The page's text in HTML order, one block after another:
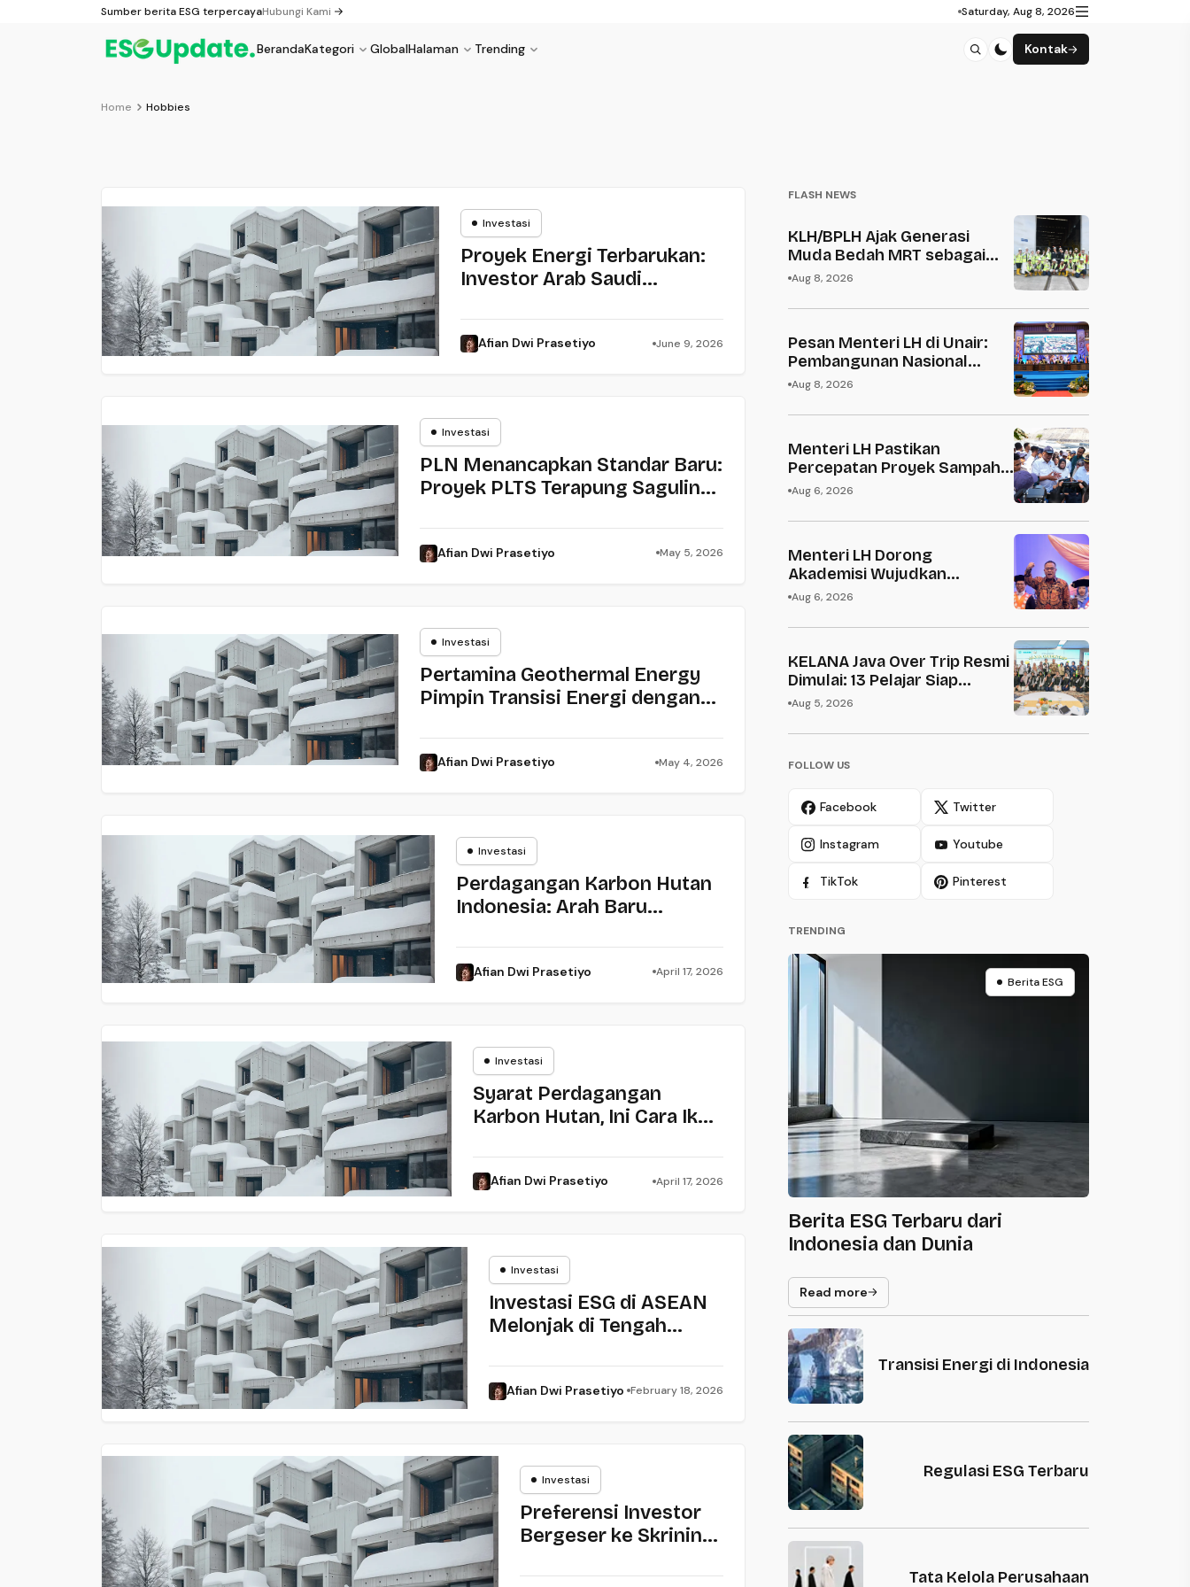
Sumber berita ESG terpercayaHubungi Kami
Saturday, Aug 8, 2026
BerandaKategori GlobalHalaman Trending Kontak
Home Hobbies
Investasi
Investasi
Proyek Energi Terbarukan:
Investor Arab Saudi
Lahan
Afian Dwi Prasetiyo June 9, 2026
Investasi
Investasi
PLN Menancapkan Standar Baru:
Proyek PLTS Terapung Saguling
Pembiayaan Hijau ESG
Afian Dwi Prasetiyo May 5, 2026
Investasi
Investasi
Pertamina Geothermal Energy
Pimpin Transisi Energi dengan
Kuartal I 2026: Sinyal Kuat
Ekonomi Hijau Indonesia
Afian Dwi Prasetiyo May 4, 2026
Investasi
Investasi
Perdagangan Karbon Hutan
Indonesia: Arah Baru
Lapangan
Afian Dwi Prasetiyo April 17, 2026
Investasi
Investasi
Syarat Perdagangan
Karbon Hutan, Ini Cara Ikut
Afian Dwi Prasetiyo April 17, 2026
Investasi
Investasi
Investasi ESG di ASEAN
Melonjak di Tengah
Afian Dwi Prasetiyo February 18, 2026
Investasi
Investasi
Preferensi Investor
Bergeser ke Skrining
FLASH NEWS
KLH/BPLH Ajak Generasi
Muda Bedah MRT sebagai
Solusi Krisis Ekologi
Aug 8, 2026
Pesan Menteri LH di Unair:
Pembangunan Nasional
Harus Berakar pada
Aug 8, 2026
Menteri LH Pastikan
Percepatan Proyek Sampah
Jadi Energi dan Cegah
Aug 6, 2026
Menteri LH Dorong
Akademisi Wujudkan
Kedaulatan Ekologis
Indonesia Merdeka
Aug 6, 2026
KELANA Java Over Trip Resmi
Dimulai: 13 Pelajar Siap
Belajar Lingkungan Lintas
Aug 5, 2026
FOLLOW US
Facebook Twitter
Instagram Youtube
TikTok Pinterest
TRENDING
Berita ESG
Berita ESG
Berita ESG Terbaru dari
Indonesia dan Dunia
Read more
Transisi Energi di Indonesia
Regulasi ESG Terbaru
Tata Kelola Perusahaan